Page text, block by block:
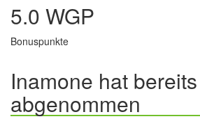
5.0 WGP
Bonuspunkte
Inamone hat
abgenommen